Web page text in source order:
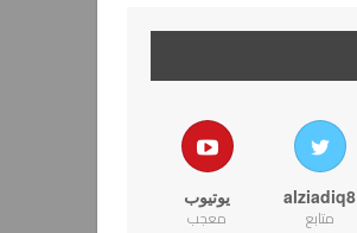
alziadiq8
متابع
يوتيوب
معجب